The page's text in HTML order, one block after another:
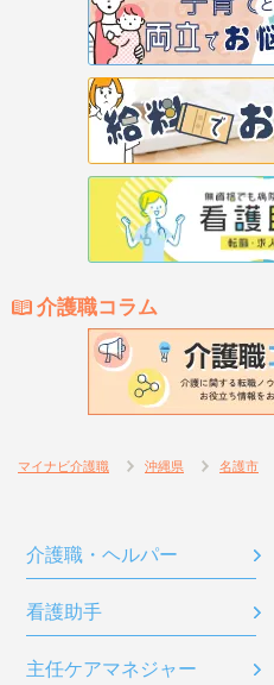
介護職コラム
マイナビ介護職 沖縄県 名護市
介護職・ヘルパー
看護助手
主任ケアマネジャー